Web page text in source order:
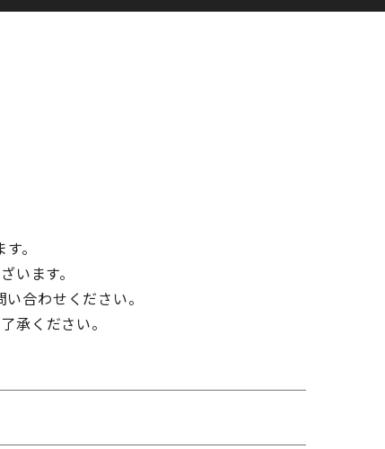
。
います。
合わせください。
承ください。